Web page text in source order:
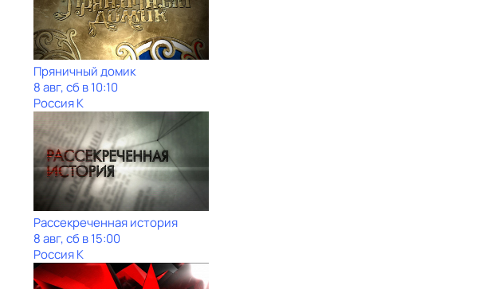
Пряничный домик
8 авг, сб в 10:10
Россия К
Рассекреченная история
8 авг, сб в 15:00
Россия К